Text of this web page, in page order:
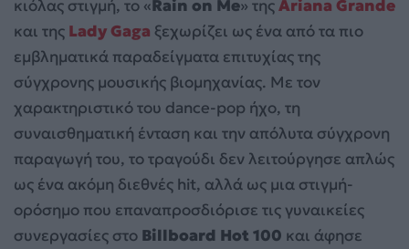
κιόλας στιγμή, το «Rain on Me» τηςAriana Grande
και της Lady Gaga ξεχωρίζει ως ένα από τα πιο
εμβληματικά παραδείγματα επιτυχίας της
σύγχρονης μουσικής βιομηχανίας. Με τον
χαρακτηριστικό του dance-pop ήχο, τη
συναισθηματική ένταση και την απόλυτα σύγχρονη
παραγωγή του, το τραγούδι δεν λειτούργησε απλώς
ως ένα ακόμη διεθνές hit, αλλά ως μια στιγμή-
ορόσημο που επαναπροσδιόρισε τις γυναικείες
συνεργασίες στο Billboard Hot 100 και άφησε